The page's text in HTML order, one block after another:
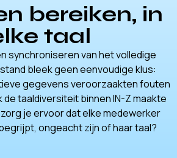
bereiken, in
taal
synchroniseren van het volledige
bleek geen eenvoudige klus:
gegevens veroorzaakten fouten
de taaldiversiteit binnen IN-Z maakte
je ervoor dat elke medewerker
ongeacht zijn of haar taal?